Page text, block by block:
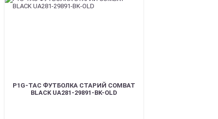
P1G-TAC ФУТБОЛКА СТАРИЙ COMBAT
BLACK UA281-29891-BK-OLD